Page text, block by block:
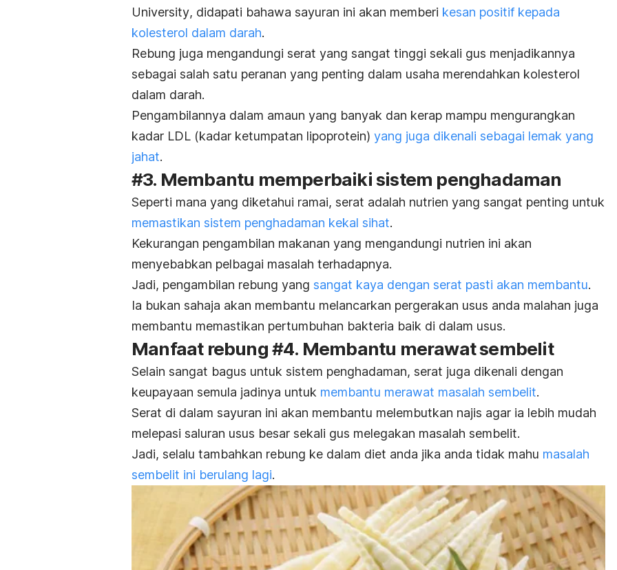
University, didapati bahawa sayuran ini akan memberi kesan positif kepada
kolesterol dalam darah.
Rebung juga mengandungi serat yang sangat tinggi sekali gus menjadikannya
sebagai salah satu peranan yang penting dalam usaha merendahkan kolesterol
dalam darah.
Pengambilannya dalam amaun yang banyak dan kerap mampu mengurangkan
kadar LDL (kadar ketumpatan lipoprotein) yang juga dikenali sebagai lemak yang
jahat.
#3. Membantu memperbaiki sistem penghadaman
Seperti mana yang diketahui ramai, serat adalah nutrien yang sangat penting untuk
memastikan sistem penghadaman kekal sihat.
Kekurangan pengambilan makanan yang mengandungi nutrien ini akan
menyebabkan pelbagai masalah terhadapnya.
Jadi, pengambilan rebung yang sangat kaya dengan serat pasti akan membantu.
Ia bukan sahaja akan membantu melancarkan pergerakan usus anda malahan juga
membantu memastikan pertumbuhan bakteria baik di dalam usus.
Manfaat rebung #4. Membantu merawat sembelit
Selain sangat bagus untuk sistem penghadaman, serat juga dikenali dengan
keupayaan semula jadinya untuk membantu merawat masalah sembelit.
Serat di dalam sayuran ini akan membantu melembutkan najis agar ia lebih mudah
melepasi saluran usus besar sekali gus melegakan masalah sembelit.
Jadi, selalu tambahkan rebung ke dalam diet anda jika anda tidak mahu masalah
sembelit ini berulang lagi.